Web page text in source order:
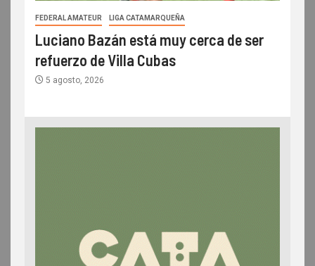
FEDERAL AMATEUR LIGA CATAMARQUEÑA
Luciano Bazán está muy cerca de ser
refuerzo de Villa Cubas
5 agosto, 2026